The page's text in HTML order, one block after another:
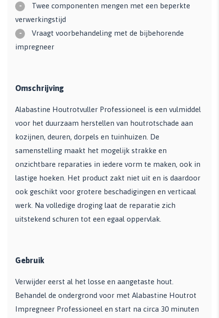
-
Twee componenten mengen met een beperkte
verwerkingstijd
-
Vraagt voorbehandeling met de bijbehorende
impregneer
Omschrijving
Alabastine Houtrotvuller Professioneel is een vulmiddel
voor het duurzaam herstellen van houtrotschade aan
kozijnen, deuren, dorpels en tuinhuizen. De
samenstelling maakt het mogelijk strakke en
onzichtbare reparaties in iedere vorm te maken, ook in
lastige hoeken. Het product zakt niet uit en is daardoor
ook geschikt voor grotere beschadigingen en verticaal
werk. Na volledige droging laat de reparatie zich
uitstekend schuren tot een egaal oppervlak.
Gebruik
Verwijder eerst al het losse en aangetaste hout.
Behandel de ondergrond voor met Alabastine Houtrot
Impregneer Professioneel en start na circa 30 minuten